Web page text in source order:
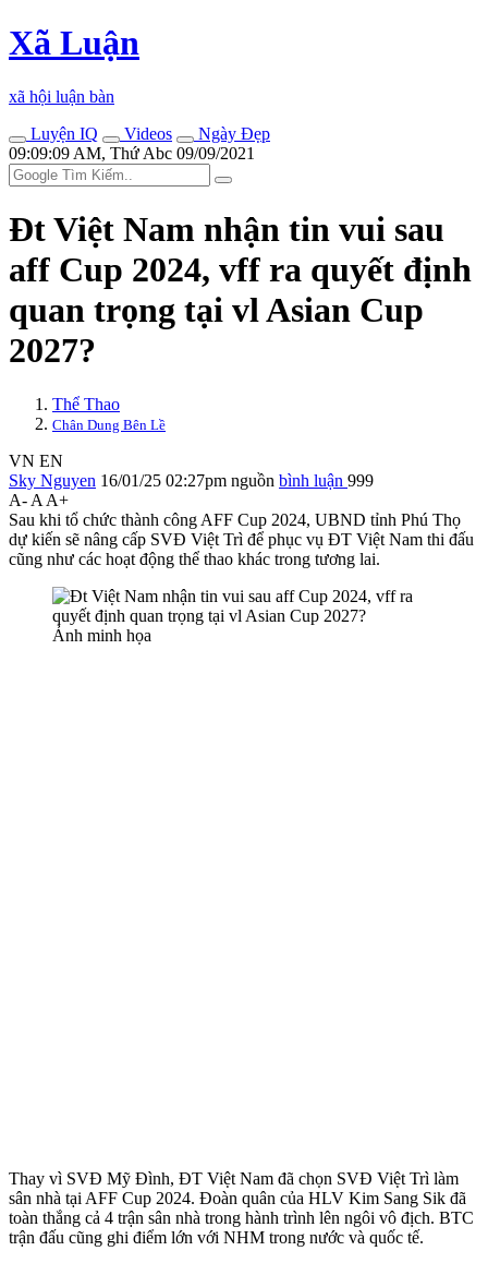
Xã Luận
xã hội luận bàn
Luyện IQ
Videos
Ngày Đẹp
09:09:09 AM, Thứ Abc 09/09/2021
Đt Việt Nam nhận tin vui sau
aff Cup 2024, vff ra quyết định
quan trọng tại vl Asian Cup
2027?
Thể Thao
Chân Dung Bên Lề
VN EN
Sky Nguyen 16/01/25 02:27pm nguồn bình luận 999
A- A A+
Sau khi tổ chức thành công AFF Cup 2024, UBND tỉnh Phú Thọ
dự kiến sẽ nâng cấp SVĐ Việt Trì để phục vụ ĐT Việt Nam thi đấu
cũng như các hoạt động thể thao khác trong tương lai.
Ảnh minh họa
Thay vì SVĐ Mỹ Đình, ĐT Việt Nam đã chọn SVĐ Việt Trì làm
sân nhà tại AFF Cup 2024. Đoàn quân của HLV Kim Sang Sik đã
toàn thắng cả 4 trận sân nhà trong hành trình lên ngôi vô địch. BTC
trận đấu cũng ghi điểm lớn với NHM trong nước và quốc tế.